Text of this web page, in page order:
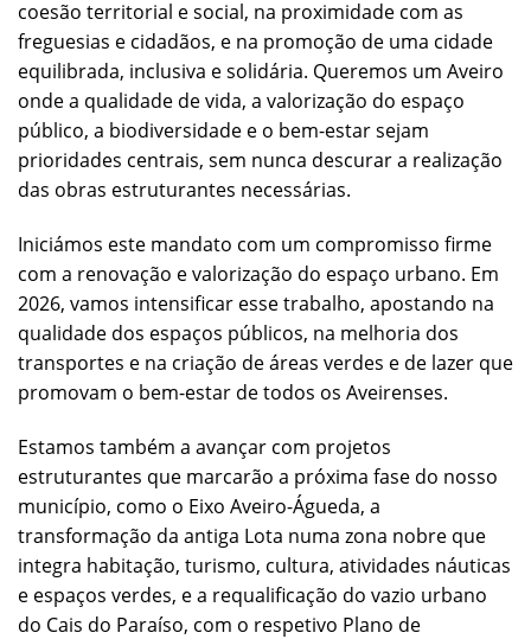
coesão territorial e social, na proximidade com as
freguesias e cidadãos, e na promoção de uma cidade
equilibrada, inclusiva e solidária. Queremos um Aveiro
onde a qualidade de vida, a valorização do espaço
público, a biodiversidade e o bem-estar sejam
prioridades centrais, sem nunca descurar a realização
das obras estruturantes necessárias.
Iniciámos este mandato com um compromisso firme
com a renovação e valorização do espaço urbano. Em
2026, vamos intensificar esse trabalho, apostando na
qualidade dos espaços públicos, na melhoria dos
transportes e na criação de áreas verdes e de lazer que
promovam o bem-estar de todos os Aveirenses.
Estamos também a avançar com projetos
estruturantes que marcarão a próxima fase do nosso
município, como o Eixo Aveiro-Águeda, a
transformação da antiga Lota numa zona nobre que
integra habitação, turismo, cultura, atividades náuticas
e espaços verdes, e a requalificação do vazio urbano
do Cais do Paraíso, com o respetivo Plano de